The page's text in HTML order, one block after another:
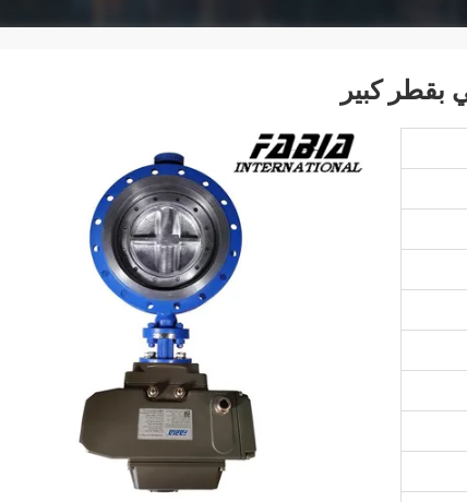
كبير